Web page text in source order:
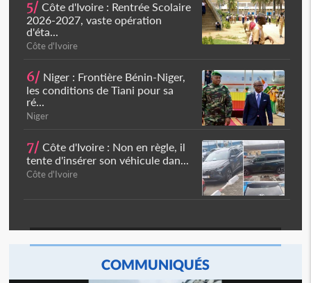
5/ Côte d'Ivoire : Rentrée Scolaire
2026-2027, vaste opération
d'éta...
Côte d'Ivoire
6/ Niger : Frontière Bénin-Niger,
les conditions de Tiani pour sa
ré...
Niger
7/ Côte d'Ivoire : Non en règle, il
tente d'insérer son véhicule dan...
Côte d'Ivoire
COMMUNIQUÉS